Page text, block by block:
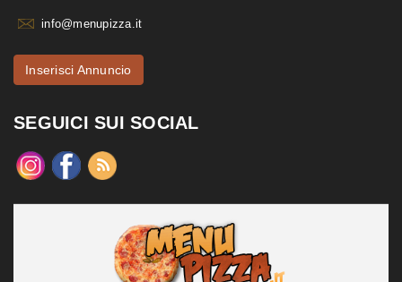
info@menupizza.it
Inserisci Annuncio
SEGUICI SUI SOCIAL